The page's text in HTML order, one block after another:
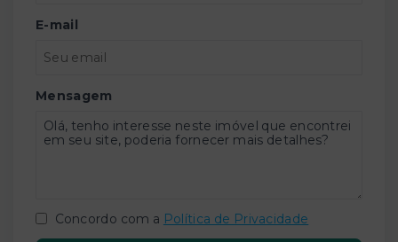
E-mail
Mensagem
Concordo com a Política de Privacidade